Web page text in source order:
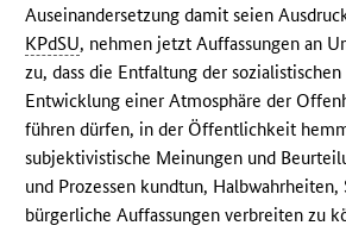
Auseinandersetzung damit seien
KPdSU, nehmen jetzt Auffassungen an
zu, dass die Entfaltung der
Entwicklung einer Atmosphäre der
führen dürfen, in der Öffentlichkeit
subjektivistische Meinungen und
und Prozessen kundtun,
bürgerliche Auffassungen verbreiten zu